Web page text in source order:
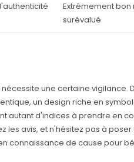
Extrêmement
surévalué
une certaine vigilance.
un design riche en
autant d'indices à prendre en
les avis, et n'hésitez pas à poser
connaissance de cause pour